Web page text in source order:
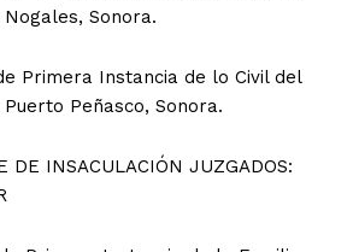
Sonora.
Primera Instancia de lo Civil del
Peñasco, Sonora.
DE INSACULACIÓN JUZGADOS: